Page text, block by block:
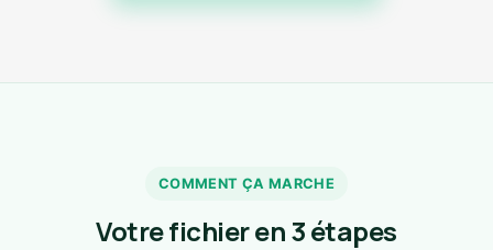
COMMENT ÇA MARCHE
Votre fichier en 3 étapes